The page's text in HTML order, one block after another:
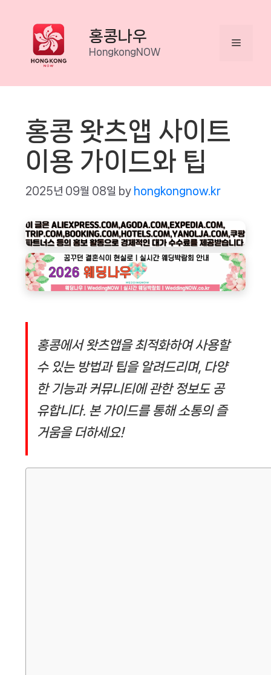
content
홍콩나우
HongkongNOW
Menu
홍콩 왓츠앱 사이트
이용 가이드와 팁
2025년 09월 08일 by hongkongnow.kr
홍콩에서 왓츠앱을 최적화하여 사용할
수 있는 방법과 팁을 알려드리며, 다양
한 기능과 커뮤니티에 관한 정보도 공
유합니다. 본 가이드를 통해 소통의 즐
거움을 더하세요!